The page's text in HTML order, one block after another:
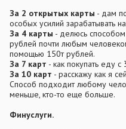
За 2 открытых карты - дам
особых усилий зарабатывать
За 4 карты - делюсь
рублей почти любым
помощью 150т рублей.
За 7 карт - как покупать еду
За 10 карт - расскажу как я
Способ подходит любому
меньше, кто-то еще больше.
Финуслуги.